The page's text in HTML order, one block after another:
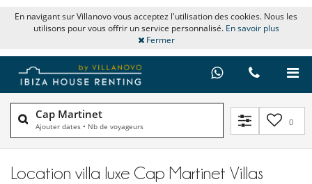
En navigant sur Villanovo vous acceptez l'utilisation des cookies. Nous les
utilisons pour vous offrir un service personnalisé. En savoir plus
Fermer
Cap Martinet
Ajouter dates • Nb de voyageurs 0
Location villa luxe Cap Martinet Villas